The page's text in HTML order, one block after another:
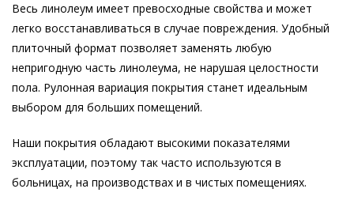
Весь линолеум имеет превосходные свойства и может
легко восстанавливаться в случае повреждения. Удобный
плиточный формат позволяет заменять любую
непригодную часть линолеума, не нарушая целостности
пола. Рулонная вариация покрытия станет идеальным
выбором для больших помещений.
Наши покрытия обладают высокими показателями
эксплуатации, поэтому так часто используются в
больницах, на производствах и в чистых помещениях.